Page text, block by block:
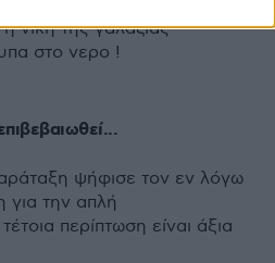
η νικη της γαλαζιας
στο νερο !
ψήφισε τον εν λόγω
για την απλή
περίπτωση είναι άξια